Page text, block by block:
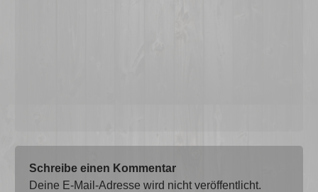
Schreibe einen Kommentar
Deine E-Mail-Adresse wird nicht veröffentlicht.